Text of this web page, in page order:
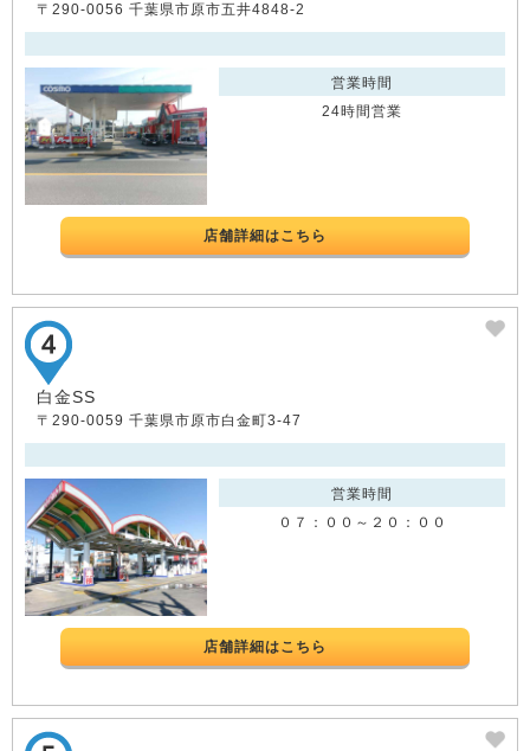
〒290-0056 千葉県市原市五井4848-2
営業時間
24時間営業
店舗詳細はこちら
白金SS
〒290-0059 千葉県市原市白金町3-47
営業時間
０７：００～２０：００
店舗詳細はこちら